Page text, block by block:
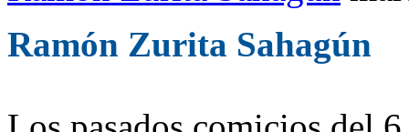
Ramón Zurita Sahagún